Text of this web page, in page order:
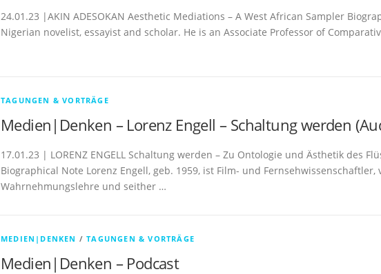
24.01.23 |AKIN ADESOKAN Aesthetic Mediations – A West African Sampler
Nigerian novelist, essayist and scholar. He is an Associate Professor of
TAGUNGEN & VORTRÄGE
Medien|Denken – Lorenz Engell – Schaltung werden
17.01.23 | LORENZ ENGELL Schaltung werden – Zu Ontologie und Ästhetik des
Biographical Note Lorenz Engell, geb. 1959, ist Film- und Fernsehwissenschaftler,
Wahrnehmungslehre und seither …
MEDIEN|DENKEN /TAGUNGEN & VORTRÄGE
Medien|Denken – Podcast